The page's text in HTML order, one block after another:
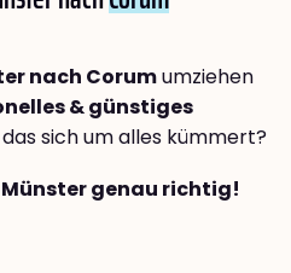
nach Corumumziehen
& günstiges
das sich um alles kümmert?
genau richtig!